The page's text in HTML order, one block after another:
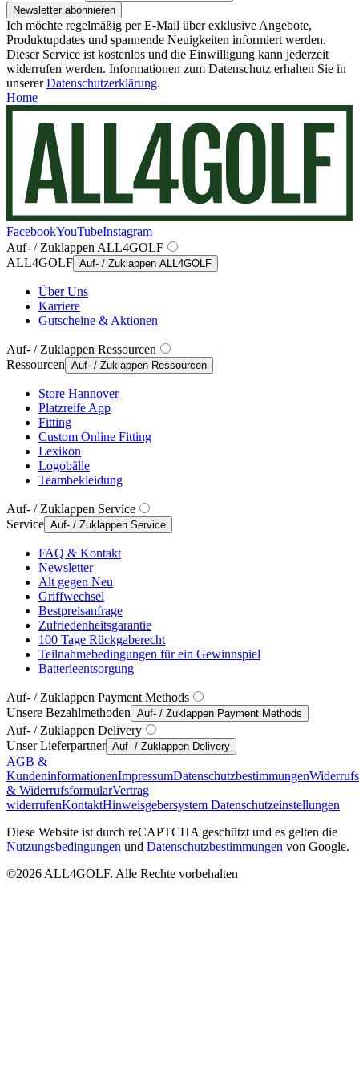
Newsletter abonnieren
Ich möchte regelmäßig per E-Mail über exklusive Angebote,
Produktupdates und spannende Neuigkeiten informiert werden.
Dieser Service ist kostenlos und die Einwilligung kann jederzeit
widerrufen werden. Informationen zum Datenschutz erhalten Sie in
unsererDatenschutzerklärung.
Home
FacebookYouTubeInstagram
Auf- / Zuklappen ALL4GOLF
ALL4GOLF Auf- / Zuklappen ALL4GOLF
Über Uns
Karriere
Gutscheine & Aktionen
Auf- / Zuklappen Ressourcen
Ressourcen Auf- / Zuklappen Ressourcen
Store Hannover
Platzreife App
Fitting
Custom Online Fitting
Lexikon
Logobälle
Teambekleidung
Auf- / Zuklappen Service
Service Auf- / Zuklappen Service
FAQ & Kontakt
Newsletter
Alt gegen Neu
Griffwechsel
Bestpreisanfrage
Zufriedenheitsgarantie
100 Tage Rückgaberecht
Teilnahmebedingungen für ein Gewinnspiel
Batterieentsorgung
Auf- / Zuklappen Payment Methods
Unsere Bezahlmethoden Auf- / Zuklappen Payment Methods
Auf- / Zuklappen Delivery
Unser Lieferpartner Auf- / Zuklappen Delivery
AGB &
KundeninformationenImpressumDatenschutzbestimmungen
& WiderrufsformularVertrag
widerrufenKontaktHinweisgebersystem Datenschutzeinstellungen
Diese Website ist durch reCAPTCHA geschützt und es gelten die
Nutzungsbedingungen und Datenschutzbestimmungen von Google.
©2026 ALL4GOLF. Alle Rechte vorbehalten